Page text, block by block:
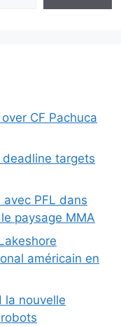
CF Pachuca
targets
PFL dans
paysage MMA
américain en
la nouvelle